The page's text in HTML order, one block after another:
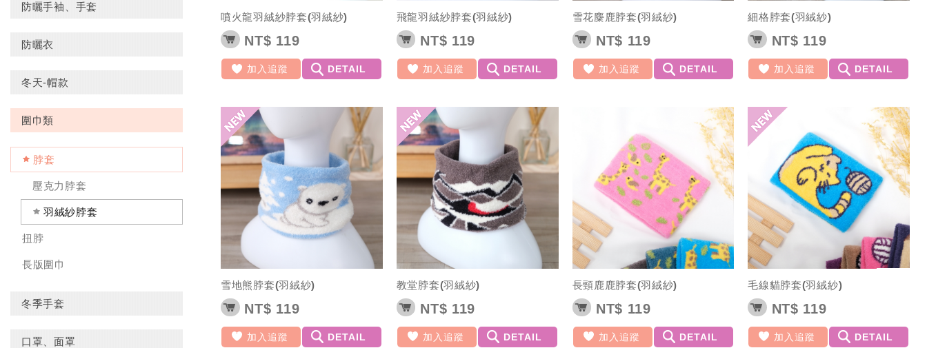
防曬手袖、手套
防曬衣
冬天-帽款
圍巾類
脖套
壓克力脖套
羽絨紗脖套
扭脖
長版圍巾
冬季手套
口罩、面罩
噴火龍羽絨紗脖套(羽絨紗)
NT$ 119
加入追蹤 DETAIL
飛龍羽絨紗脖套(羽絨紗)
NT$ 119
加入追蹤 DETAIL
雪花麋鹿脖套(羽絨紗)
NT$ 119
加入追蹤 DETAIL
細格脖套(羽絨紗)
NT$ 119
加入追蹤 DETAIL
雪地熊脖套(羽絨紗)
NT$ 119
加入追蹤 DETAIL
教堂脖套(羽絨紗)
NT$ 119
加入追蹤 DETAIL
長頸鹿鹿脖套(羽絨紗)
NT$ 119
加入追蹤 DETAIL
毛線貓脖套(羽絨紗)
NT$ 119
加入追蹤 DETAIL